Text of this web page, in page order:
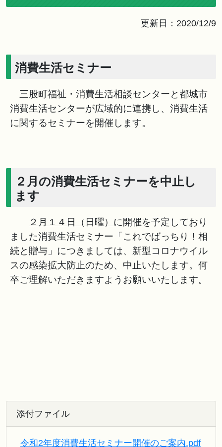
更新日：2020/12/9
消費生活セミナー
三股町福祉・消費生活相談センターと都城市
消費生活センターが広域的に連携し、消費生活
に関するセミナーを開催します。
２月の消費生活セミナーを中止し
ます
２月１４日（日曜） に開催を予定しており
ました消費生活セミナー「これでばっちり！相
続と贈与」につきましては、新型コロナウイル
スの感染拡大防止のため、中止いたします。何
卒ご理解いただきますようお願いいたします。
添付ファイル
令和2年度消費生活セミナー開催のご案内.pdf